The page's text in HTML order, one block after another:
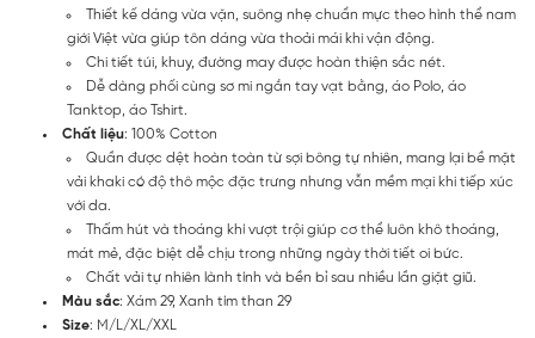
Thiết kế dáng vừa vặn, suông nhẹ chuẩn mực theo hình thể nam
giới Việt vừa giúp tôn dáng vừa thoải mái khi vận động.
Chi tiết túi, khuy, đường may được hoàn thiện sắc nét.
Dễ dàng phối cùng sơ mi ngắn tay vạt bằng, áo Polo, áo
Tanktop, áo Tshirt.
Chất liệu: 100% Cotton
Quần được dệt hoàn toàn từ sợi bông tự nhiên, mang lại bề mặt
vải khaki có độ thô mộc đặc trưng nhưng vẫn mềm mại khi tiếp xúc
với da.
Thấm hút và thoáng khí vượt trội giúp cơ thể luôn khô thoáng,
mát mẻ, đặc biệt dễ chịu trong những ngày thời tiết oi bức.
Chất vải tự nhiên lành tính và bền bỉ sau nhiều lần giặt giũ.
Màu sắc: Xám 29, Xanh tím than 29
Size: M/L/XL/XXL